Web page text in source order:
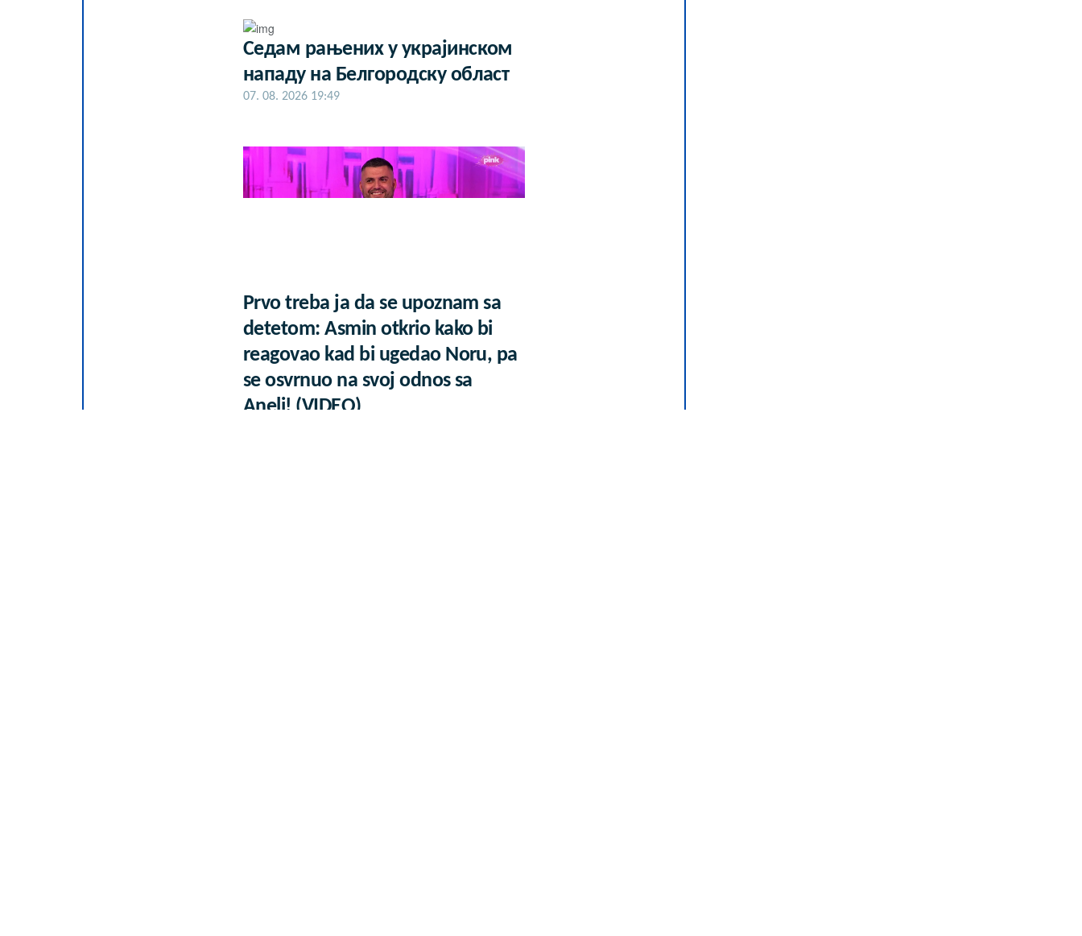
Седам рањених у украјинском
нападу на Белгородску област
07. 08. 2026 19:49
Prvo treba ja da se upoznam sa
detetom: Asmin otkrio kako bi
reagovao kad bi ugedao Noru, pa
se osvrnuo na svoj odnos sa
Aneli! (VIDEO)